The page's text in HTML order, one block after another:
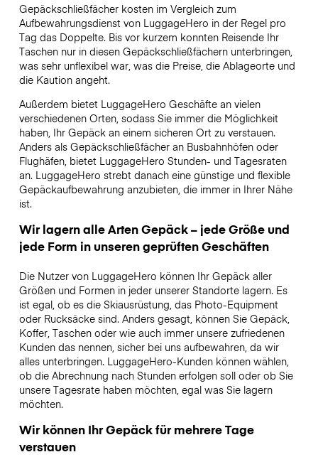
Gepäckschließfächer kosten im Vergleich zum
Aufbewahrungsdienst von LuggageHero in der Regel pro
Tag das Doppelte. Bis vor kurzem konnten Reisende Ihr
Taschen nur in diesen Gepäckschließfächern unterbringen,
was sehr unflexibel war, was die Preise, die Ablageorte und
die Kaution angeht.
Außerdem bietet LuggageHero Geschäfte an vielen
verschiedenen Orten, sodass Sie immer die Möglichkeit
haben, Ihr Gepäck an einem sicheren Ort zu verstauen.
Anders als Gepäckschließfächer an Busbahnhöfen oder
Flughäfen, bietet LuggageHero Stunden- und Tagesraten
an. LuggageHero strebt danach eine günstige und flexible
Gepäckaufbewahrung anzubieten, die immer in Ihrer Nähe
ist.
Wir lagern alle Arten Gepäck – jede Größe und
jede Form in unseren geprüften Geschäften
Die Nutzer von LuggageHero können Ihr Gepäck aller
Größen und Formen in jeder unserer Standorte lagern. Es
ist egal, ob es die Skiausrüstung, das Photo-Equipment
oder Rucksäcke sind. Anders gesagt, können Sie Gepäck,
Koffer, Taschen oder wie auch immer unsere zufriedenen
Kunden das nennen, sicher bei uns aufbewahren, da wir
alles unterbringen. LuggageHero-Kunden können wählen,
ob die Abrechnung nach Stunden erfolgen soll oder ob Sie
unsere Tagesrate haben möchten, egal was Sie lagern
möchten.
Wir können Ihr Gepäck für mehrere Tage
verstauen